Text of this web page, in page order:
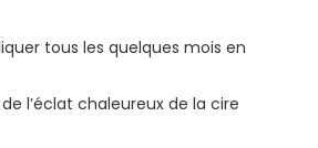
tous les quelques mois en
l’éclat chaleureux de la cire